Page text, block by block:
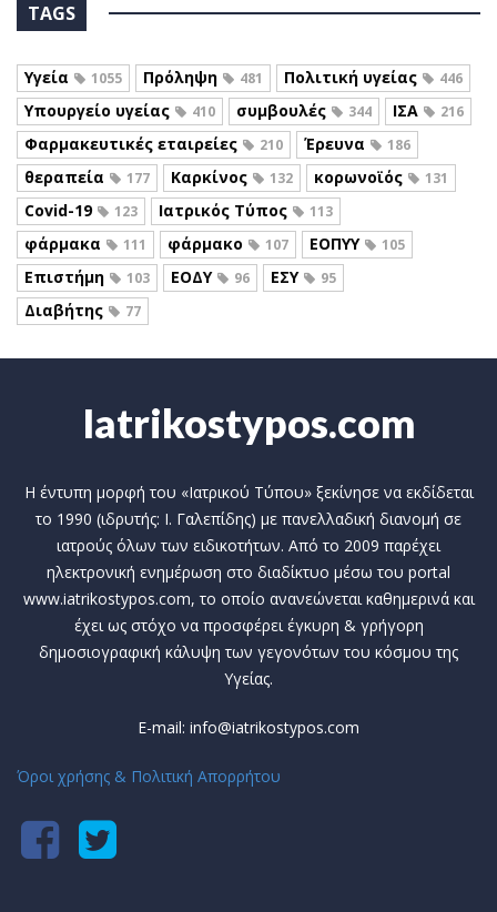
TAGS
Υγεία 1055 Πρόληψη 481 Πολιτική υγείας 446
Υπουργείο υγείας 410 συμβουλές 344 ΙΣΑ 216
Φαρμακευτικές εταιρείες 210 Έρευνα 186
θεραπεία 177 Καρκίνος 132 κορωνοϊός 131
Covid-19 123 Ιατρικός Τύπος 113
φάρμακα 111 φάρμακο 107 ΕΟΠΥΥ 105
Επιστήμη 103 ΕΟΔΥ 96 ΕΣΥ 95
Διαβήτης 77
Iatrikostypos.com
Η έντυπη μορφή του «Ιατρικού Τύπου» ξεκίνησε να εκδίδεται
το 1990 (ιδρυτής: Ι. Γαλεπίδης) με πανελλαδική διανομή σε
ιατρούς όλων των ειδικοτήτων. Από το 2009 παρέχει
ηλεκτρονική ενημέρωση στο διαδίκτυο μέσω του portal
www.iatrikostypos.com, το οποίο ανανεώνεται καθημερινά και
έχει ως στόχο να προσφέρει έγκυρη & γρήγορη
δημοσιογραφική κάλυψη των γεγονότων του κόσμου της
Υγείας.
E-mail: info@iatrikostypos.com
Όροι χρήσης & Πολιτική Απορρήτου